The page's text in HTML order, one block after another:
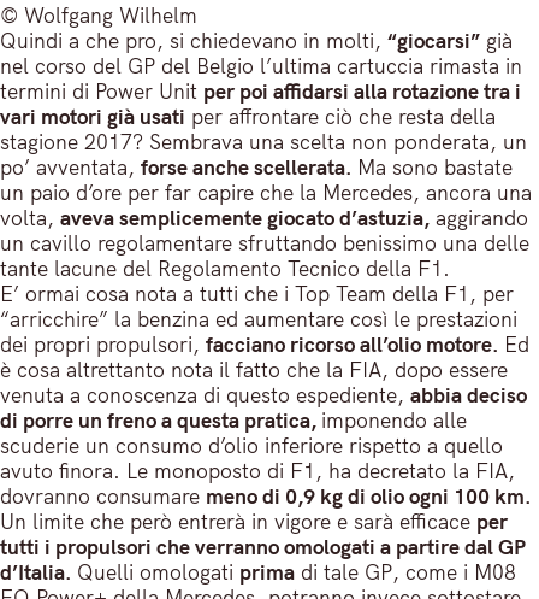
© Wolfgang Wilhelm
Quindi a che pro, si chiedevano in molti, “giocarsi” già
nel corso del GP del Belgio l’ultima cartuccia rimasta in
termini di Power Unit per poi affidarsi alla rotazione tra i
vari motori già usati per affrontare ciò che resta della
stagione 2017? Sembrava una scelta non ponderata, un
po’ avventata, forse anche scellerata. Ma sono bastate
un paio d’ore per far capire che la Mercedes, ancora una
volta, aveva semplicemente giocato d’astuzia, aggirando
un cavillo regolamentare sfruttando benissimo una delle
tante lacune del Regolamento Tecnico della F1.
E’ ormai cosa nota a tutti che i Top Team della F1, per
“arricchire” la benzina ed aumentare così le prestazioni
dei propri propulsori, facciano ricorso all’olio motore. Ed
è cosa altrettanto nota il fatto che la FIA, dopo essere
venuta a conoscenza di questo espediente, abbia deciso
di porre un freno a questa pratica, imponendo alle
scuderie un consumo d’olio inferiore rispetto a quello
avuto finora. Le monoposto di F1, ha decretato la FIA,
dovranno consumare meno di 0,9 kg di olio ogni 100 km.
Un limite che però entrerà in vigore e sarà efficace per
tutti i propulsori che verranno omologati a partire dal GP
d’Italia. Quelli omologati prima di tale GP, come i M08